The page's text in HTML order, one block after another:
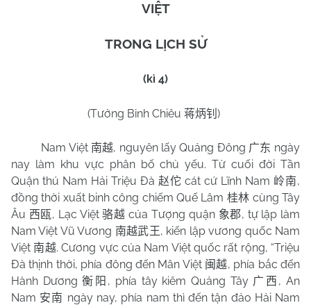
VIỆT
TRONG LỊCH SỬ
(kì 4)
(Tưởng Bỉnh Chiêu 蒋炳钊 )
Nam Việt 南越, nguyên lấy Quảng Đông 广东 ngày
nay làm khu vực phân bố chủ yếu. Từ cuối đời Tần
Quận thú Nam Hải Triệu Đà 赵佗 cát cứ Lĩnh Nam 岭南,
đồng thời xuất binh công chiếm Quế Lâm 桂林 cùng Tây
Âu 西瓯 , Lạc Việt骆越 của Tượng quận 象郡, tự lập làm
Nam Việt Vũ Vương 南越武王, kiến lập vương quốc Nam
Việt 南越. Cương vực của Nam Việt quốc rất rộng, “Triệu
Đà thịnh thời, phía đông đến Mân Việt 闽越, phía bắc đến
Hành Dương衡阳 , phía tây kiêm Quảng Tây 广西 , An
Nam 安南 ngày nay, phía nam thì đến tận đảo Hải Nam